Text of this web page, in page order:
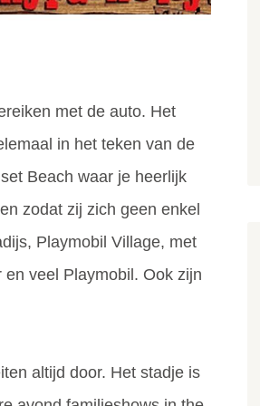
met de auto. Het
in het teken van de
Beach waar je heerlijk
zodat zij zich geen enkel
Playmobil Village, met
veel Playmobil. Ook zijn
altijd door. Het stadje is